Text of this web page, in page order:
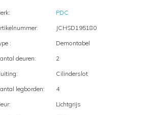
PDC
JCHSD195180
:
Demontabel
deuren:
2
Cilinderslot
legborden:
4
Lichtgrijs